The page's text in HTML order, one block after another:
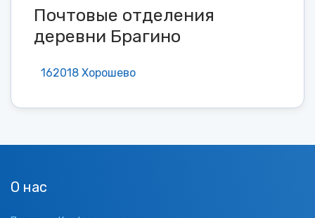
Почтовые отделения
деревни Брагино
162018 Хорошево
О нас